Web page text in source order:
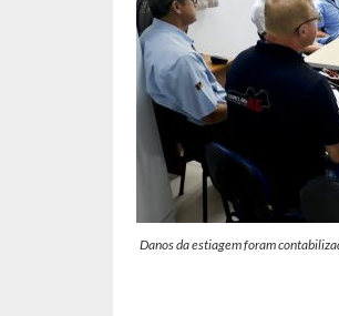
Danos da estiagem foram